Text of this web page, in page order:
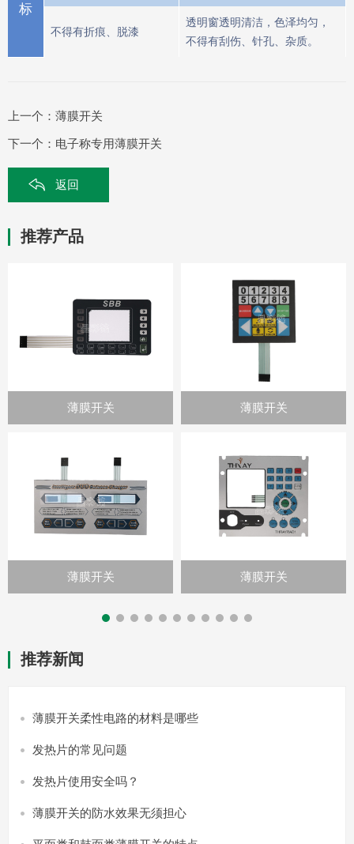
标
不得有折痕、脱漆
透明窗透明清洁，色泽均匀，
不得有刮伤、针孔、杂质。
上一个： 薄膜开关
下一个： 电子称专用薄膜开关
返回
推荐产品
薄膜开关
薄膜开关
薄膜开关
薄膜开关
推荐新闻
薄膜开关柔性电路的材料是哪些
发热片的常见问题
发热片使用安全吗？
薄膜开关的防水效果无须担心